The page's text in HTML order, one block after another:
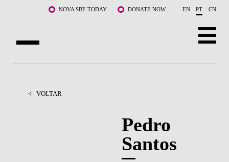
Saltar para o conteúdo principalNOVA SBE TODAY DONATE NOW EN PT CN
CURSOS
< VOLTAR
Pedro
Santos